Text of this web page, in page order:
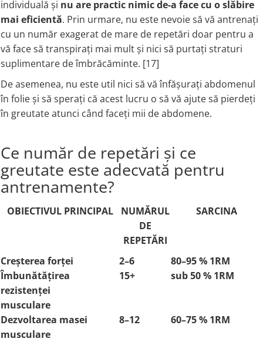
individuală și nu are practic nimic de-a face cu o slăbire
mai eficientă. Prin urmare, nu este nevoie să vă antrenați
cu un număr exagerat de mare de repetări doar pentru a
vă face să transpirați mai mult și nici să purtați straturi
suplimentare de îmbrăcăminte. [17]
De asemenea, nu este util nici să vă înfășurați abdomenul
în folie și să sperați că acest lucru o să vă ajute să pierdeți
în greutate atunci când faceți mii de abdomene.
Ce număr de repetări și ce
greutate este adecvată pentru
antrenamente?
OBIECTIVUL PRINCIPAL
NUMĂRUL
DE
REPETĂRI
SARCINA
Creșterea forței 2–6
80–95 % 1RM
Îmbunătățirea
rezistenței
musculare
15+ sub 50 % 1RM
Dezvoltarea masei
musculare
8–12 60–75 % 1RM